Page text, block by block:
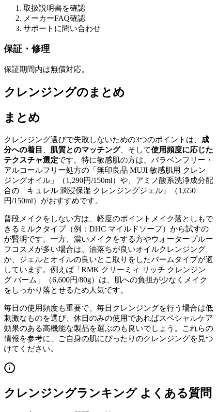
取扱説明書を確認
メーカーFAQ確認
サポートに問い合わせ
保証・修理
保証期間内は無償対応。
クレンジングのまとめ
まとめ
クレンジング選びで失敗しないための3つのポイントは、 成
分への着目
肌質とのマッチング、そして使用頻度に応じた
テクスチャ選定です。特に敏感肌の方は、パラベンフリー・
アルコールフリー処方の「無印良品 MUJI 敏感肌用 クレン
ジングオイル」（1,290円/150ml）や、アミノ酸系洗浄成分配
合の「キュレル 潤浸保湿 クレンジングジェル」（1,650
円/150ml）がおすすめです。
普段メイクをしない方は、軽度のポイントメイク落としもで
きるミルクタイプ（例：DHC マイルドソープ）から試すの
が賢明です。一方、濃いメイクをする方やウォータープルー
フコスメが多い場合は、油落ちが良いオイルクレンジング
か、ジェルとオイルの良いとこ取りをしたバームタイプが適
しています。例えば「RMK クリーミィ リッチ クレンジン
グ バーム」（6,600円/80g）は、肌への負担が少なくメイク
をしっかり落とせるため人気です。
毎日の使用頻度も重要で、毎日クレンジングを行う場合は低
刺激なものを選び、休日のみの使用であればスペシャルケア
効果のある高機能な製品を選ぶのも良いでしょう。これらの
情報を参考に、ご自身の肌にぴったりのクレンジングを見つ
けてください。
クレンジングランキング よくある質問